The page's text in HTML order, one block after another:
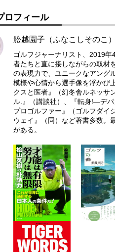
ロフィール
舩越園子（ふなこしそのこ）
ゴルフジャーナリスト、2019
者たちと直に接しながらの取材
の表現力で、ユニークなアング
模様や心情から選手像を浮かび
クスと医者』（幻冬舎ルネッサ
ル.』（講談社）、『転身!―デ
プロゴルファー』（ゴルフダイ
ウェイ』（同）など著書多数。
がある。